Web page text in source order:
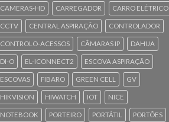
CAMERAS-HD CARREGADOR CARRO ELÉTRICO
CCTV CENTRAL ASPIRAÇÃO CONTROLADOR
CONTROLO-ACESSOS CÂMARAS IP DAHUA
DI-O EL-ICONNECT2 ESCOVA ASPIRAÇÃO
ESCOVAS FIBARO GREEN CELL GV
HIKVISION HIWATCH IOT NICE
NOTEBOOK PORTEIRO PORTÁTIL PORTÕES